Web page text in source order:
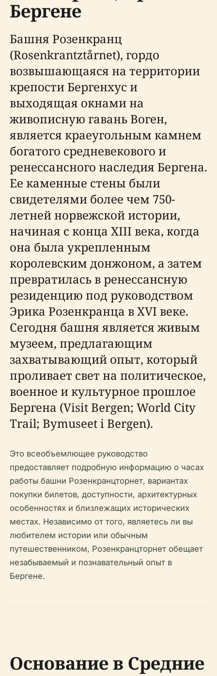
Бергене
Башня Розенкранц
(Rosenkrantztårnet), гордо
возвышающаяся на территории
крепости Бергенхус и
выходящая окнами на
живописную гавань Воген,
является краеугольным камнем
богатого средневекового и
ренессансного наследия Бергена.
Ее каменные стены были
свидетелями более чем 750-
летней норвежской истории,
начиная с конца XIII века, когда
она была укрепленным
королевским донжоном, а затем
превратилась в ренессансную
резиденцию под руководством
Эрика Розенкранца в XVI веке.
Сегодня башня является живым
музеем, предлагающим
захватывающий опыт, который
проливает свет на политическое,
военное и культурное прошлое
Бергена (Visit Bergen; World City
Trail; Bymuseet i Bergen).
Это всеобъемлющее руководство
предоставляет подробную информацию о часах
работы башни Розенкранцторнет, вариантах
покупки билетов, доступности, архитектурных
особенностях и близлежащих исторических
местах. Независимо от того, являетесь ли вы
любителем истории или обычным
путешественником, Розенкранцторнет обещает
незабываемый и познавательный опыт в
Бергене.
Основание в Средние